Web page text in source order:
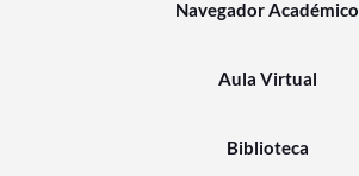
Navegador Académico
Aula Virtual
Biblioteca